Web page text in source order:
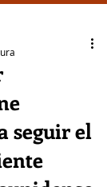
seguir el